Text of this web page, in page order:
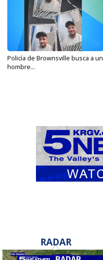
Policía de Brownsville busca a un
hombre...
RADAR